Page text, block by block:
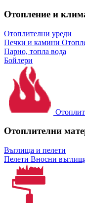
Отопление и
Отоплителни уреди
Печки и камини
Парно, топла вода
Бойлери
Отоплителни
Въглища и пелети
Пелети Вносни